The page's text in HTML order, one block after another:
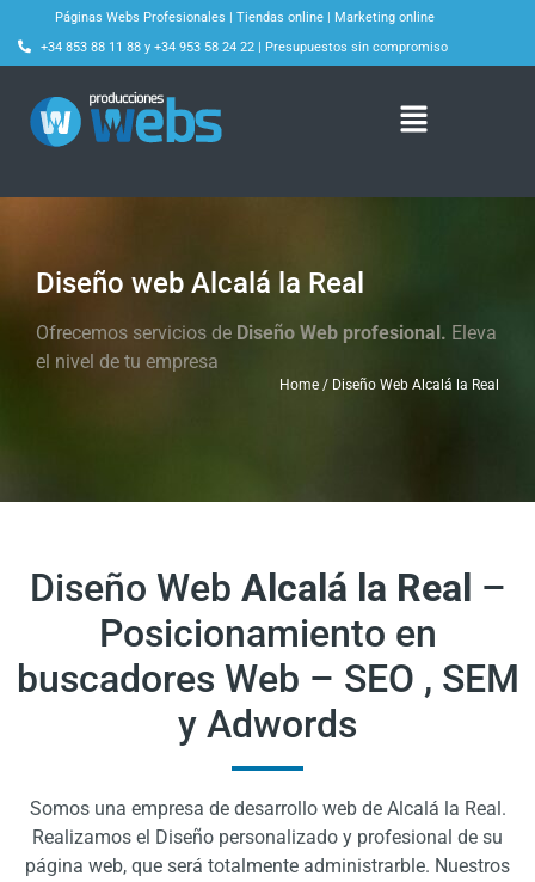
Páginas Webs Profesionales | Tiendas online | Marketing online
+34 853 88 11 88 y +34 953 58 24 22 | Presupuestos sin compromiso
Diseño web Alcalá la Real
Ofrecemos servicios de Diseño Web profesional. Eleva
el nivel de tu empresa
Home / Diseño Web Alcalá la Real
Diseño Web Alcalá la Real –
Posicionamiento en
buscadores Web – SEO , SEM
y Adwords
Somos una empresa de desarrollo web de Alcalá la Real.
Realizamos el Diseño personalizado y profesional de su
página web, que será totalmente administrarble. Nuestros